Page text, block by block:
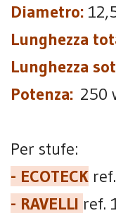
Diametro:
Lunghezza
Lunghezza
Potenza: 250
Per stufe:
- ECOTECK
- RAVELLI ref.